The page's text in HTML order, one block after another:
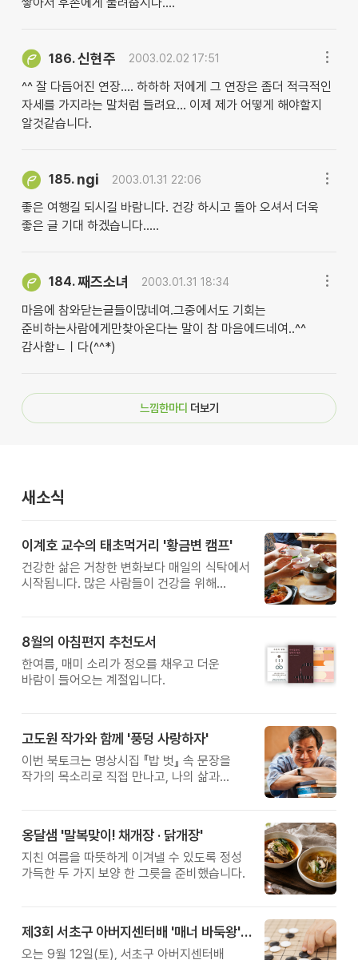
186.신현주 2003.02.02 17:51
^^ 잘 다듬어진 연장.... 하하하 저에게 그 연장은 좀더 적극적인
자세를 가지라는 말처럼 들려요... 이제 제가 어떻게 해야할지
알것같습니다.
185. ngi 2003.01.31 22:06
좋은 여행길 되시길 바람니다. 건강 하시고 돌아 오셔서 더욱
좋은 글 기대 하겠습니다.....
184.째즈소녀 2003.01.31 18:34
마음에 참와닫는글들이많네여.그중에서도 기회는
준비하는사람에게만찾아온다는 말이 참 마음에드네여..^^
감사함ㄴㅣ다(^^*)
느낌한마디 더보기
새소식
이계호 교수의 태초먹거리 '황금변 캠프'
건강한 삶은 거창한 변화보다 매일의 식탁에서
시작됩니다. 많은 사람들이 건강을 위해
받은 이계호 교수와 함께하는 태초먹거리
황금변 캠프
8월의 아침편지 추천도서
한여름, 매미 소리가 정오를 채우고 더운
바람이 들어오는 계절입니다.
고도원 작가와 함께 '풍덩 사랑하자'
이번 북토크는 명상시집 『밥 벗』 속 문장을
작가의 목소리로 직접 만나고, 나의 삶과
옹달샘 '말복맞이! 채개장 · 닭개장'
지친 여름을 따뜻하게 이겨낼 수 있도록 정성
가득한 두 가지 보양 한 그릇을 준비했습니다.
제3회 서초구 아버지센터배 '매너 바둑왕' 대회
오는 9월 12일(토), 서초구 아버지센터배